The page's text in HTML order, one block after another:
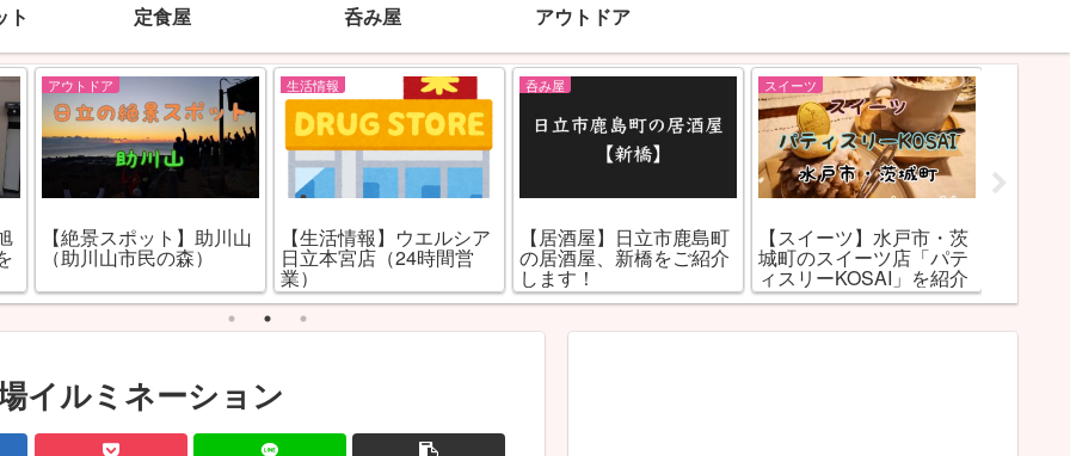
ト 定食屋 呑み屋 アウトドア
アウトドア
【絶景スポット】助川山
（助川山市民の森）
生活情報
【生活情報】ウエルシア
日立本宮店（24時間営
業）
呑み屋
【居酒屋】日立市鹿島町
の居酒屋、新橋をご紹介
します！
スイーツ
【スイーツ】水戸市・茨
城町のスイーツ店「パテ
ィスリーKOSAI」を紹介
します！
イルミネーション